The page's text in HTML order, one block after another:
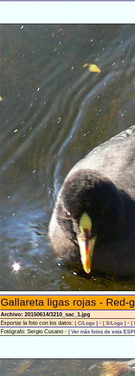
Gallareta ligas rojas - Red-
Archivo: 20150614/3210_sac_1.jpg
Exportar la foto con los datos: [ C/Logo ] - [ S/Logo ] - [
Fotógrafo: Sergio Cusano - [ Ver más fotos de esta